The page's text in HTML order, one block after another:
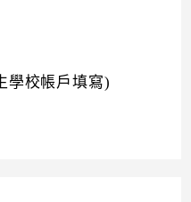
學校帳戶填寫)